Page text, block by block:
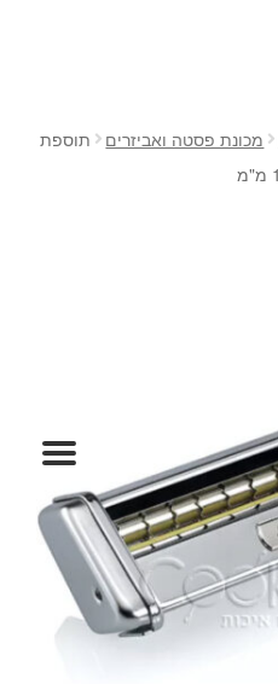
מכונת פסטה ואביזרים
תוספת